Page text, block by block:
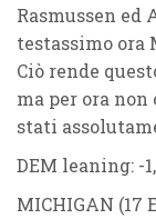
Rasmussen ed
testassimo ora
Ciò rende
ma per ora
stati
DEM leaning: -
MICHIGAN (17